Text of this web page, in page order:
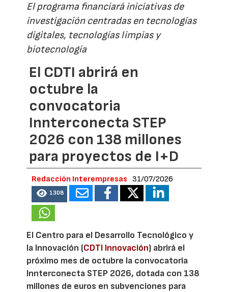
El programa financiará iniciativas de
investigación centradas en tecnologías
digitales, tecnologías limpias y
biotecnología
El CDTI abrirá en
octubre la
convocatoria
Innterconecta STEP
2026 con 138 millones
para proyectos de I+D
Redacción Interempresas 31/07/2026
1308
El Centro para el Desarrollo Tecnológico y
la Innovación (CDTI Innovación) abrirá el
próximo mes de octubre la convocatoria
Innterconecta STEP 2026, dotada con 138
millones de euros en subvenciones para